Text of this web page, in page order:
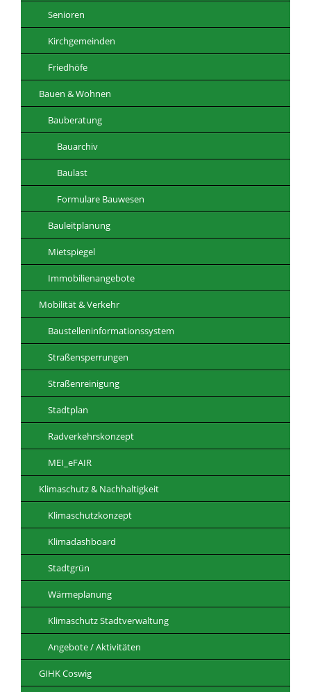
Senioren
Kirchgemeinden
Friedhöfe
Bauen & Wohnen
Bauberatung
Bauarchiv
Baulast
Formulare Bauwesen
Bauleitplanung
Mietspiegel
Immobilienangebote
Mobilität & Verkehr
Baustelleninformationssystem
Straßensperrungen
Straßenreinigung
Stadtplan
Radverkehrskonzept
MEI_eFAIR
Klimaschutz & Nachhaltigkeit
Klimaschutzkonzept
Klimadashboard
Stadtgrün
Wärmeplanung
Klimaschutz Stadtverwaltung
Angebote / Aktivitäten
GIHK Coswig